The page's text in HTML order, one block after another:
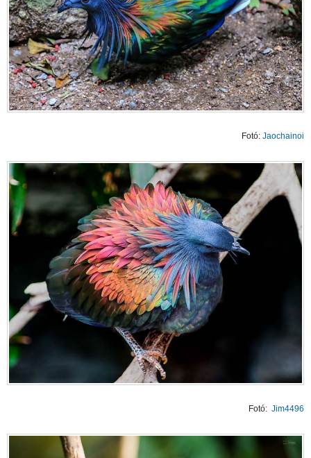
Fotó: Jaochainoi
Fotó: Jim4496